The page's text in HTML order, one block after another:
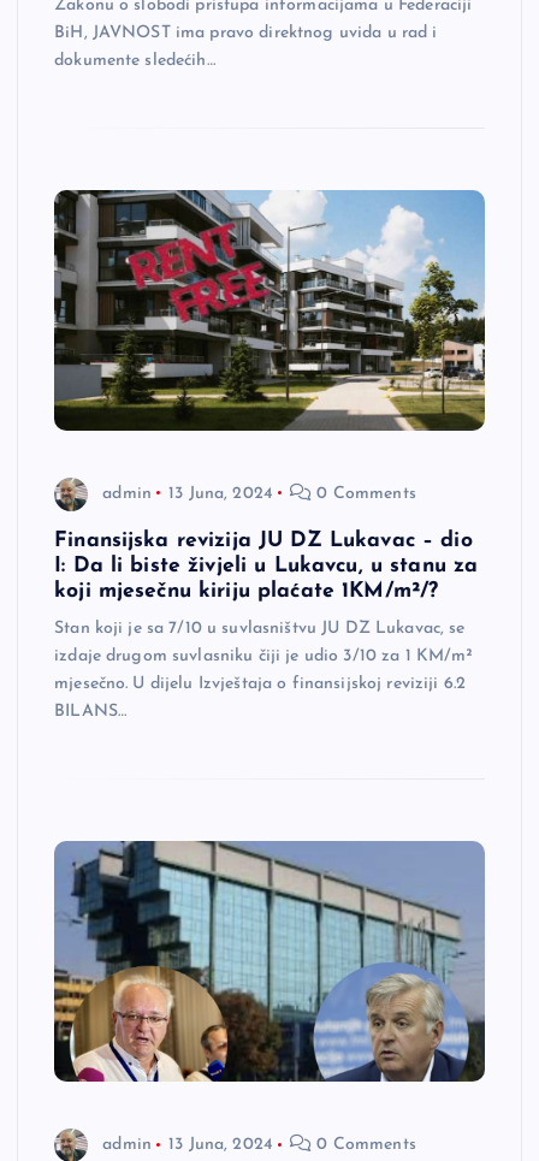
Zakonu o slobodi pristupa informacijama u Federaciji
BiH, JAVNOST ima pravo direktnog uvida u rad i
dokumente sledećih…
admin 13 Juna, 2024 0 Comments
Finansijska revizija JU DZ Lukavac – dio
I: Da li biste živjeli u Lukavcu, u stanu za
koji mjesečnu kiriju plaćate 1KM/m²/?
Stan koji je sa 7/10 u suvlasništvu JU DZ Lukavac, se
izdaje drugom suvlasniku čiji je udio 3/10 za 1 KM/m²
mjesečno. U dijelu Izvještaja o finansijskoj reviziji 6.2
BILANS…
admin 13 Juna, 2024 0 Comments